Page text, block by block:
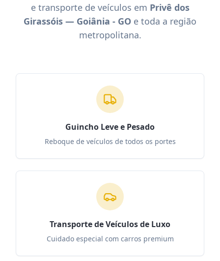
e transporte de veículos em Privê dos
Girassóis — Goiânia - GO e toda a região
metropolitana.
Guincho Leve e Pesado
Reboque de veículos de todos os portes
Transporte de Veículos de Luxo
Cuidado especial com carros premium